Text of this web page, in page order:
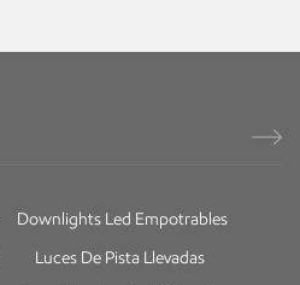
Downlights Led Empotrables
Luces De Pista Llevadas